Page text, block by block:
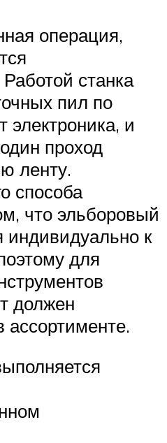
операция,
станка
пил по
электроника, и
проход
ленту.
способа
что эльборовый
индивидуально к
для
должен
ассортименте.